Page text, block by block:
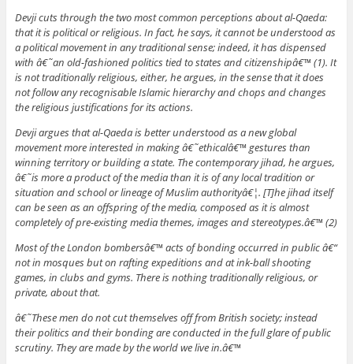
Devji cuts through the two most common perceptions about al-Qaeda:
that it is political or religious. In fact, he says, it cannot be understood as
a political movement in any traditional sense; indeed, it has dispensed
with â€˜an old-fashioned politics tied to states and citizenshipâ€™ (1). It
is not traditionally religious, either, he argues, in the sense that it does
not follow any recognisable Islamic hierarchy and chops and changes
the religious justifications for its actions.
Devji argues that al-Qaeda is better understood as a new global
movement more interested in making â€˜ethicalâ€™ gestures than
winning territory or building a state. The contemporary jihad, he argues,
â€˜is more a product of the media than it is of any local tradition or
situation and school or lineage of Muslim authorityâ€¦. [T]he jihad itself
can be seen as an offspring of the media, composed as it is almost
completely of pre-existing media themes, images and stereotypes.â€™ (2)
Most of the London bombersâ€™ acts of bonding occurred in public â€“
not in mosques but on rafting expeditions and at ink-ball shooting
games, in clubs and gyms. There is nothing traditionally religious, or
private, about that.
â€˜These men do not cut themselves off from British society; instead
their politics and their bonding are conducted in the full glare of public
scrutiny. They are made by the world we live in.â€™